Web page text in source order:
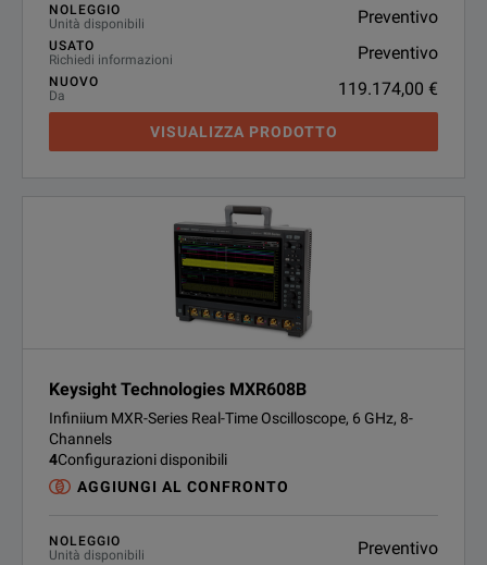
NOLEGGIO
Unità disponibili
Preventivo
USATO
Richiedi informazioni
Preventivo
NUOVO
Da
119.174,00 €
VISUALIZZA PRODOTTO
Keysight Technologies MXR608B
Infiniium MXR-Series Real-Time Oscilloscope, 6 GHz, 8-
Channels
4Configurazioni disponibili
AGGIUNGI AL CONFRONTO
NOLEGGIO
Unità disponibili
Preventivo